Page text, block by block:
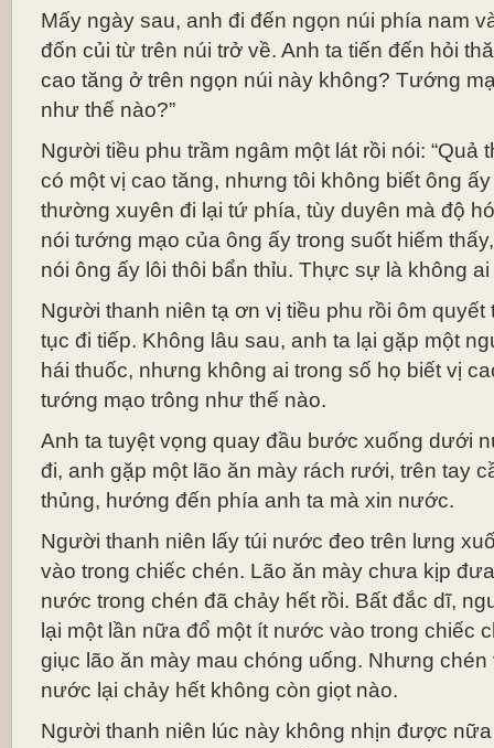
Mấy ngày sau, anh đi đến ngọn núi phía nam
đốn củi từ trên núi trở về. Anh ta tiến đến hỏi
cao tăng ở trên ngọn núi này không? Tướng
như thế nào?”
Người tiều phu trầm ngâm một lát rồi nói: “Quả
có một vị cao tăng, nhưng tôi không biết ông
thường xuyên đi lại tứ phía, tùy duyên mà độ
nói tướng mạo của ông ấy trong suốt hiếm
nói ông ấy lôi thôi bẩn thỉu. Thực sự là không ai
Người thanh niên tạ ơn vị tiều phu rồi ôm
tục đi tiếp. Không lâu sau, anh ta lại gặp một
hái thuốc, nhưng không ai trong số họ biết vị
tướng mạo trông như thế nào.
Anh ta tuyệt vọng quay đầu bước xuống dưới
đi, anh gặp một lão ăn mày rách rưới, trên tay
thủng, hướng đến phía anh ta mà xin nước.
Người thanh niên lấy túi nước đeo trên lưng
vào trong chiếc chén. Lão ăn mày chưa kịp
nước trong chén đã chảy hết rồi. Bất đắc dĩ,
lại một lần nữa đổ một ít nước vào trong chiếc
giục lão ăn mày mau chóng uống. Nhưng
nước lại chảy hết không còn giọt nào.
Người thanh niên lúc này không nhịn được